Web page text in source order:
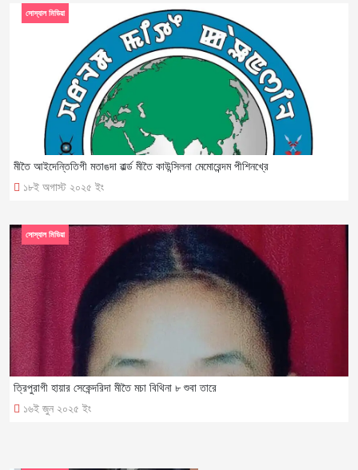
মীতৈ আইদেন্তিতিগী মতাঙদা ৱার্ল্ড মীতৈ কাউন্সিলনা মেমোরেন্দম পীশিনখ্রে
১৮ই অগাস্ট ২০২৫ ইং
সোস্যাল মিডিয়া
ত্রিপুরাগী হায়ার সেকেন্দরিদা মীতৈ মচা বিথিনা ৮ শুবা তারে
১৬ই জুন ২০২৫ ইং
সোস্যাল মিডিয়া